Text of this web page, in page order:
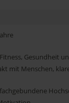
Gesundheit
mit Menschen,